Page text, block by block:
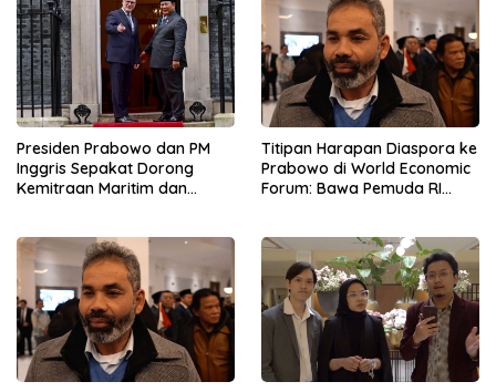
Presiden Prabowo dan PM
Inggris Sepakat Dorong
Kemitraan Maritim dan
Titipan Harapan Diaspora ke
Prabowo di World Economic
Forum: Bawa Pemuda RI